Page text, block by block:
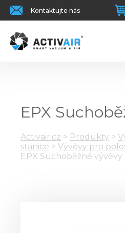
Kontaktujte nás
EPX
Activair.cz > Produkty >
stanice > Vývěvy pro
EPX Suchoběžné vývěvy